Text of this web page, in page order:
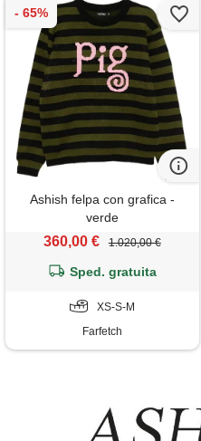
Ashish felpa con grafica -
verde
360,00 € 1.020,00 €
Sped. gratuita
XS-S-M
Farfetch